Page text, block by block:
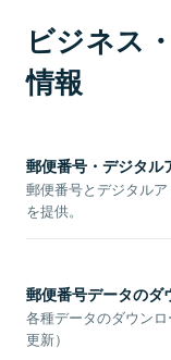
ビジネス
情報
郵便番号・デジタル
郵便番号とデジタル
を提供。
郵便番号データのダ
各種データのダウン
更新）